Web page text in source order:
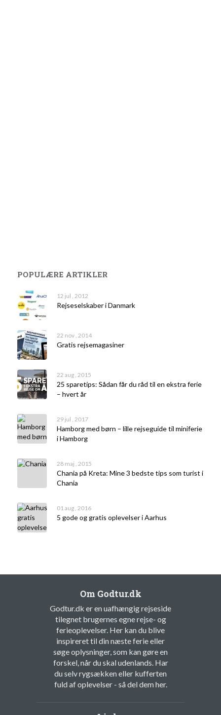
POPULÆRE ARTIKLER
12 jul , 2012
Rejseselskaber i Danmark
22 nov , 2014
Gratis rejsemagasiner
22 aug , 2015
25 sparetips: Sådan får du råd til en ekstra ferie
– hvert år
29 jul , 2017
Hamborg med børn – lille rejseguide til miniferie
i Hamborg
28 maj , 2015
Chania på Kreta: Mine 3 bedste tips som turist i
Chania
01 aug , 2016
5 gode og gratis oplevelser i Aarhus
Om Godtur.dk
Godtur.dk er en uafhængig rejseside
tilegnet brugernes egne rejse- og
ferieoplevelser. Her kan du blive
inspireret til din næste ferie eller
søge oplysninger, som kan gøre en
forskel, når du skal udenlands. Har
du selv rygsækken eller kufferten
fuld af oplevelser - så del dem her.